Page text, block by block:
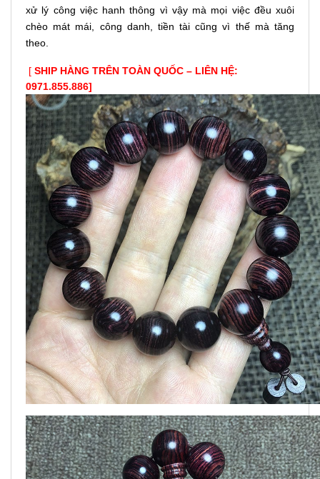
xử lý công việc hanh thông vì vậy mà mọi việc đều xuôi
chèo mát mái, công danh, tiền tài cũng vì thế mà tăng
theo.
[ SHIP HÀNG TRÊN TOÀN QUỐC – LIÊN HỆ:
0971.855.886]